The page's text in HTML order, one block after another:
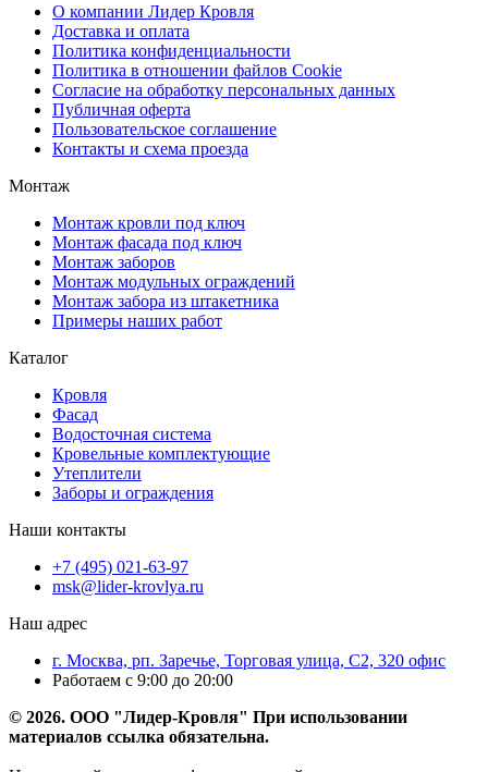
О компании Лидер Кровля
Доставка и оплата
Политика конфиденциальности
Политика в отношении файлов Cookie
Согласие на обработку персональных данных
Публичная оферта
Пользовательское соглашение
Контакты и схема проезда
Монтаж
Монтаж кровли под ключ
Монтаж фасада под ключ
Монтаж заборов
Монтаж модульных ограждений
Монтаж забора из штакетника
Примеры наших работ
Каталог
Кровля
Фасад
Водосточная система
Кровельные комплектующие
Утеплители
Заборы и ограждения
Наши контакты
+7 (495) 021-63-97
msk@lider-krovlya.ru
Наш адрес
г. Москва, рп. Заречье, Торговая улица, С2, 320 офис
Работаем с 9:00 до 20:00
© 2026. ООО "Лидер-Кровля" При использовании
материалов ссылка обязательна.